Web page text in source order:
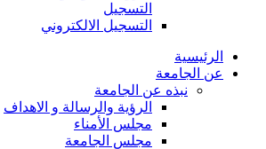
التسجيل
التسجيل الالكتروني
الرئيسية
عن الجامعة
نبذه عن الجامعة
الرؤية والرسالة و الاهداف
مجلس الأمناء
مجلس الجامعة